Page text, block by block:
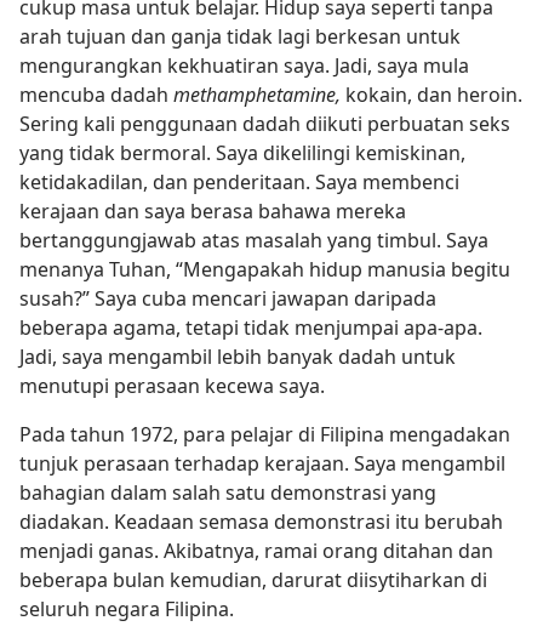
cukup masa untuk belajar. Hidup saya seperti tanpa
arah tujuan dan ganja tidak lagi berkesan untuk
mengurangkan kekhuatiran saya. Jadi, saya mula
mencuba dadah methamphetamine, kokain, dan heroin.
Sering kali penggunaan dadah diikuti perbuatan seks
yang tidak bermoral. Saya dikelilingi kemiskinan,
ketidakadilan, dan penderitaan. Saya membenci
kerajaan dan saya berasa bahawa mereka
bertanggungjawab atas masalah yang timbul. Saya
menanya Tuhan, “Mengapakah hidup manusia begitu
susah?” Saya cuba mencari jawapan daripada
beberapa agama, tetapi tidak menjumpai apa-apa.
Jadi, saya mengambil lebih banyak dadah untuk
menutupi perasaan kecewa saya.
Pada tahun 1972, para pelajar di Filipina mengadakan
tunjuk perasaan terhadap kerajaan. Saya mengambil
bahagian dalam salah satu demonstrasi yang
diadakan. Keadaan semasa demonstrasi itu berubah
menjadi ganas. Akibatnya, ramai orang ditahan dan
beberapa bulan kemudian, darurat diisytiharkan di
seluruh negara Filipina.